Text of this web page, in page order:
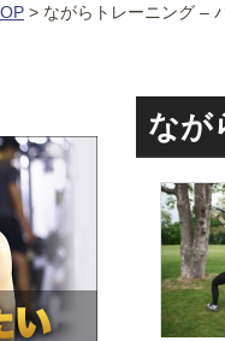
> ながらトレーニング –
なが